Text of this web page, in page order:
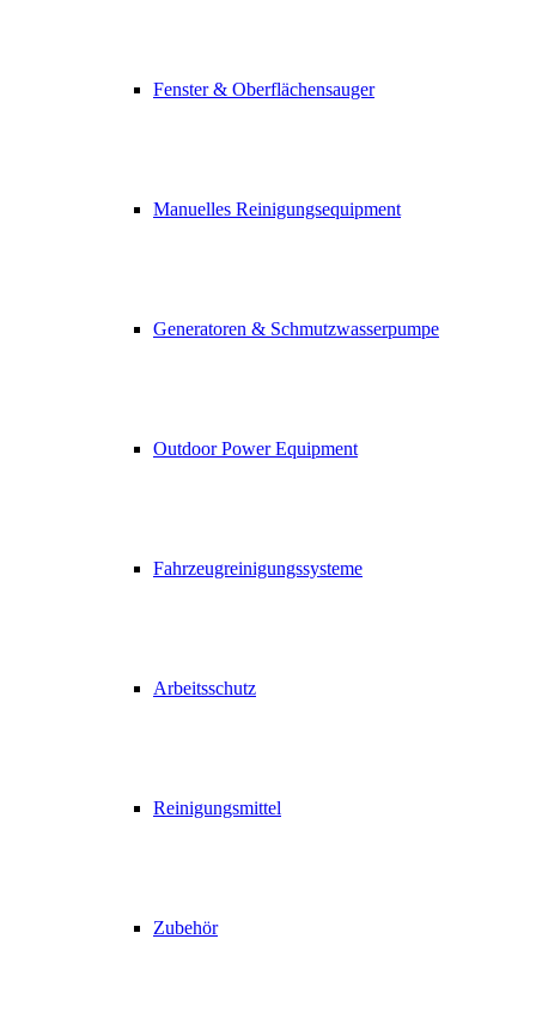
Fenster & Oberflächensauger
Manuelles Reinigungsequipment
Generatoren & Schmutzwasserpumpe
Outdoor Power Equipment
Fahrzeugreinigungssysteme
Arbeitsschutz
Reinigungsmittel
Zubehör